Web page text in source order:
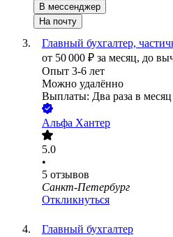
В мессенджер
На почту
Главный бухгалтер,
от 50 000 ₽ за месяц, до
Опыт 3-6 лет
Можно удалённо
Выплаты: Два раза в месяц
Альфа Хантер
5.0
•
5 отзывов
Санкт-Петербург
Откликнуться
Главный бухгалтер